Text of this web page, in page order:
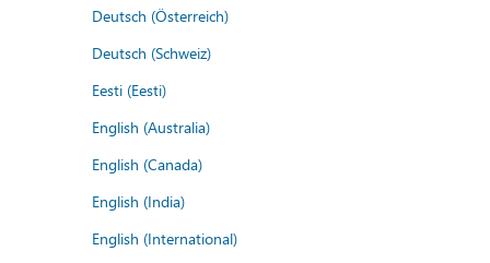
Deutsch (Österreich)
Deutsch (Schweiz)
Eesti (Eesti)
English (Australia)
English (Canada)
English (India)
English (International)